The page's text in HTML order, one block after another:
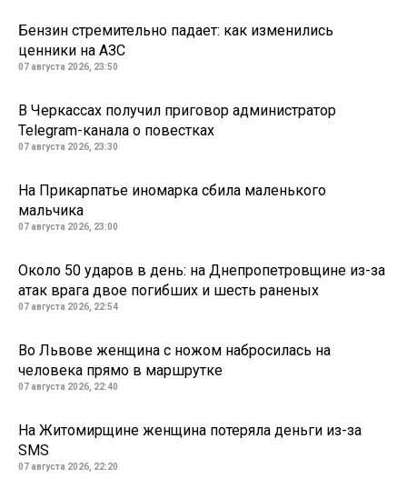
Бензин стремительно падает: как изменились
ценники на АЗС
07 августа 2026, 23:50
В Черкассах получил приговор администратор
Telegram-канала о повестках
07 августа 2026, 23:30
На Прикарпатье иномарка сбила маленького
мальчика
07 августа 2026, 23:00
Около 50 ударов в день: на Днепропетровщине из-за
атак врага двое погибших и шесть раненых
07 августа 2026, 22:54
Во Львове женщина с ножом набросилась на
человека прямо в маршрутке
07 августа 2026, 22:40
На Житомирщине женщина потеряла деньги из-за
SMS
07 августа 2026, 22:20